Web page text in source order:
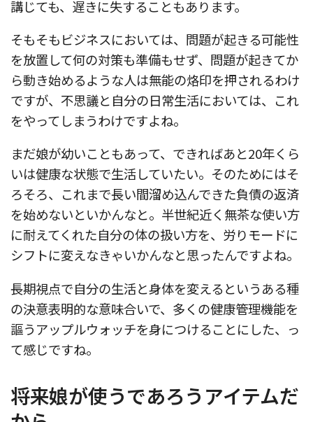
講じても、遅きに失することもあります。
そもそもビジネスにおいては、問題が起きる可能性
を放置して何の対策も準備もせず、問題が起きてか
ら動き始めるような人は無能の烙印を押されるわけ
ですが、不思議と自分の日常生活においては、これ
をやってしまうわけですよね。
まだ娘が幼いこともあって、できればあと20年くら
いは健康な状態で生活していたい。そのためにはそ
ろそろ、これまで長い間溜め込んできた負債の返済
を始めないといかんなと。半世紀近く無茶な使い方
に耐えてくれた自分の体の扱い方を、労りモードに
シフトに変えなきゃいかんなと思ったんですよね。
長期視点で自分の生活と身体を変えるというある種
の決意表明的な意味合いで、多くの健康管理機能を
謳うアップルウォッチを身につけることにした、っ
て感じですね。
将来娘が使うであろうアイテムだ